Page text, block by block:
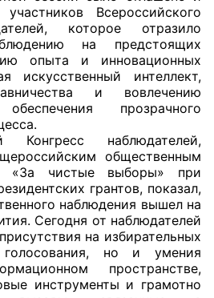
КО
ЦОН
Всероссийского
которое отразило
на предстоящих
опыта и инновационных
искусственный интеллект,
и вовлечению
прозрачного
Конгресс наблюдателей,
общественным
«За чистые выборы» при
грантов, показал,
наблюдения вышел на
Сегодня от наблюдателей
на избирательных
но и умения
пространстве,
инструменты и грамотно